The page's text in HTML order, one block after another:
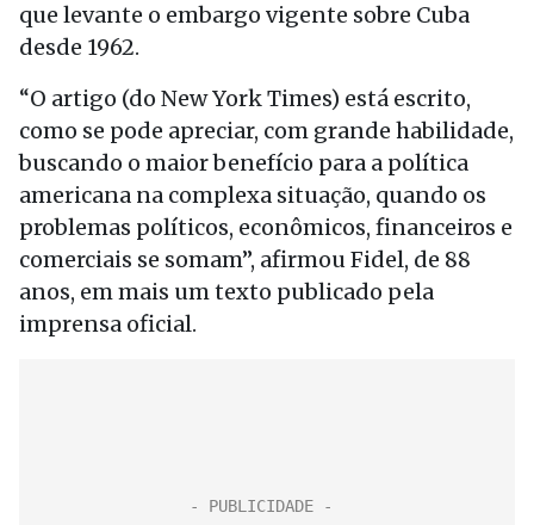
que levante o embargo vigente sobre Cuba
desde 1962.
“O artigo (do New York Times) está escrito,
como se pode apreciar, com grande habilidade,
buscando o maior benefício para a política
americana na complexa situação, quando os
problemas políticos, econômicos, financeiros e
comerciais se somam”, afirmou Fidel, de 88
anos, em mais um texto publicado pela
imprensa oficial.